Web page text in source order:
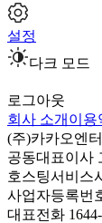
설정
다크 모드
로그아웃
회사 소개 이용
(주)카카오엔
공동대표이사
호스팅서비스
사업자등록번
대표전화